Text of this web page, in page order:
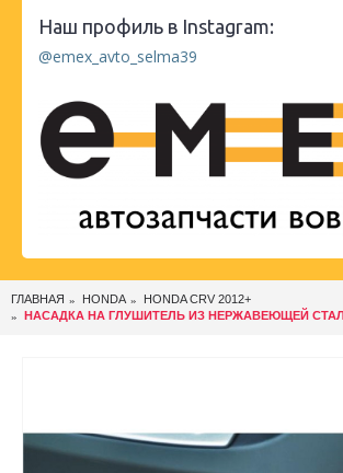
Наш профиль в Instagram:
@emex_avto_selma39
ГЛАВНАЯ HONDA
HONDA CRV 2012+
НАСАДКА НА ГЛУШИТЕЛЬ ИЗ НЕРЖАВЕЮЩЕЙ СТАЛИ